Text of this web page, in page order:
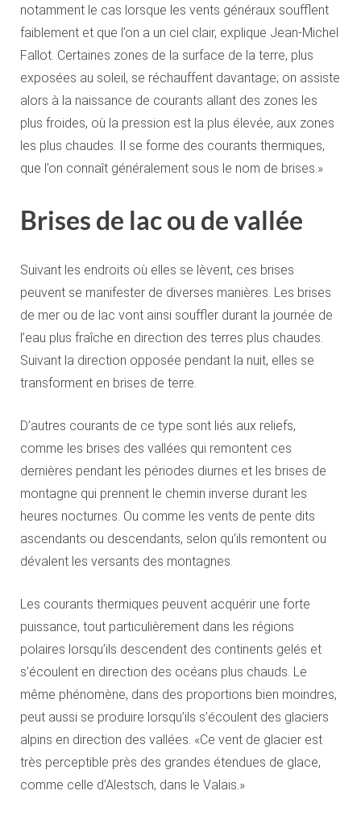
notamment le cas lorsque les vents généraux soufflent
faiblement et que l’on a un ciel clair, explique Jean-Michel
Fallot. Certaines zones de la surface de la terre, plus
exposées au soleil, se réchauffent davantage; on assiste
alors à la naissance de courants allant des zones les
plus froides, où la pression est la plus élevée, aux zones
les plus chaudes. Il se forme des courants thermiques,
que l’on connaît généralement sous le nom de brises.»
Brises de lac ou de vallée
Suivant les endroits où elles se lèvent, ces brises
peuvent se manifester de diverses manières. Les brises
de mer ou de lac vont ainsi souffler durant la journée de
l’eau plus fraîche en direction des terres plus chaudes.
Suivant la direction opposée pendant la nuit, elles se
transforment en brises de terre.
D’autres courants de ce type sont liés aux reliefs,
comme les brises des vallées qui remontent ces
dernières pendant les périodes diurnes et les brises de
montagne qui prennent le chemin inverse durant les
heures nocturnes. Ou comme les vents de pente dits
ascendants ou descendants, selon qu’ils remontent ou
dévalent les versants des montagnes.
Les courants thermiques peuvent acquérir une forte
puissance, tout particulièrement dans les régions
polaires lorsqu’ils descendent des continents gelés et
s’écoulent en direction des océans plus chauds. Le
même phénomène, dans des proportions bien moindres,
peut aussi se produire lorsqu’ils s’écoulent des glaciers
alpins en direction des vallées. «Ce vent de glacier est
très perceptible près des grandes étendues de glace,
comme celle d’Alestsch, dans le Valais.»